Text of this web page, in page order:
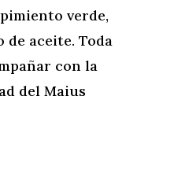
verde,
aceite. Toda
con la
del Maius